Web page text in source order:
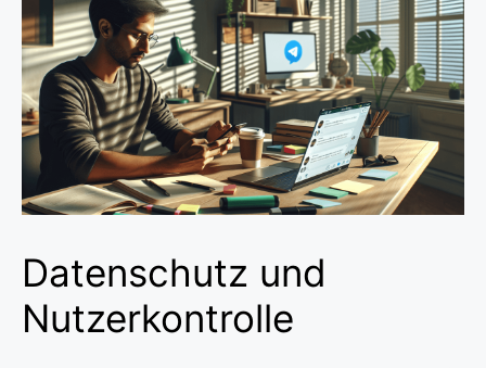
Datenschutz und
Nutzerkontrolle